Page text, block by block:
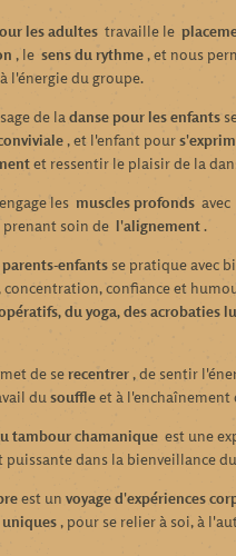
les adultestravaille le
, le sens du rythme, et nous
l'énergie du groupe.
de ladanse pour les enfants
, et l'enfant pour
et ressentir le plaisir de la
les muscles profondsavec
soin de l'alignement.
enfantsse pratique avec
concentration, confiance et
du yoga, des acrobaties
de serecentrer, de sentir
dusouffleet à l'enchaînement
tambour chamaniqueest une
puissante dans la bienveillance
est un voyage d'expériences
, pour se relier à soi, à